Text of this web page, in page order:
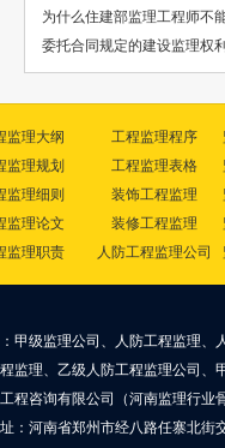
为什么住建部监理工程师不
委托合同规定的建设监理权
监理大纲
监理规划
监理细则
监理论文
监理职责
工程监理程序
工程监理表格
装饰工程监理
装修工程监理
人防工程监理公司
甲级监理公司、人防工程监理、
监理、乙级人防工程监理公司、
程咨询有限公司（河南监理行业
：河南省郑州市经八路任寨北街